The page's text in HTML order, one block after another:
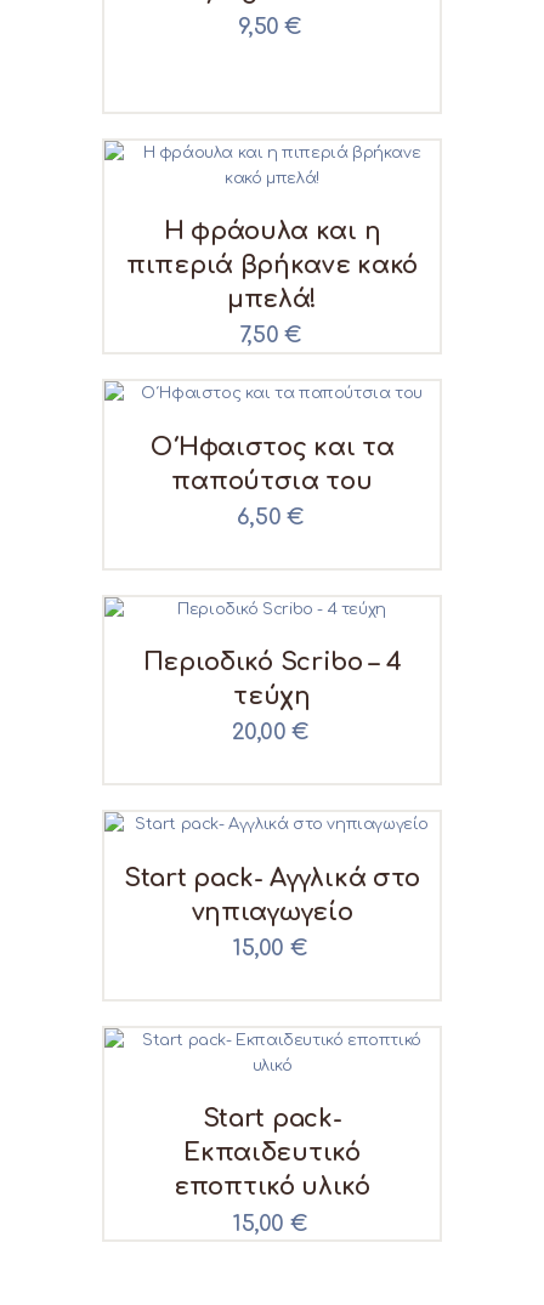
9,50€
Η φράουλα και η
πιπεριά βρήκανε κακό
μπελά!
7,50 €
Ο Ήφαιστος και τα
παπούτσια του
6,50 €
Περιοδικό Scribo – 4
τεύχη
20,00€
Start pack- Αγγλικά στο
νηπιαγωγείο
15,00 €
Start pack-
Εκπαιδευτικό
εποπτικό υλικό
15,00 €